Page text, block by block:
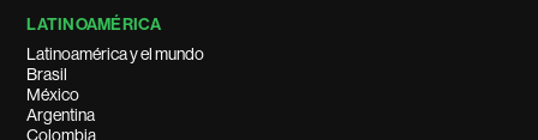
LATINOAMÉRICA
Latinoamérica y el mundo
Brasil
México
Argentina
Colombia